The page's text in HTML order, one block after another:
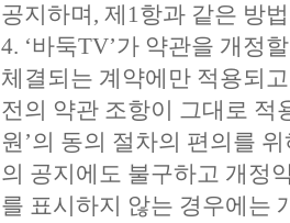
공지하며, 제1항과 같은 방
4. ‘바둑TV’가 약관을 개정
체결되는 계약에만 적용되
전의 약관 조항이 그대로 적
원’의 동의 절차의 편의를
의 공지에도 불구하고 개정
를 표시하지 않는 경우에는